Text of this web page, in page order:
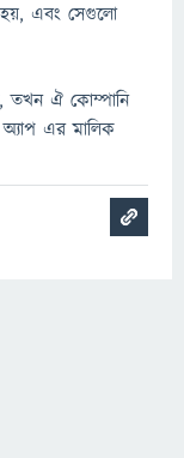
এবং সেগুলো
ঐ কোম্পানি
এর মালিক